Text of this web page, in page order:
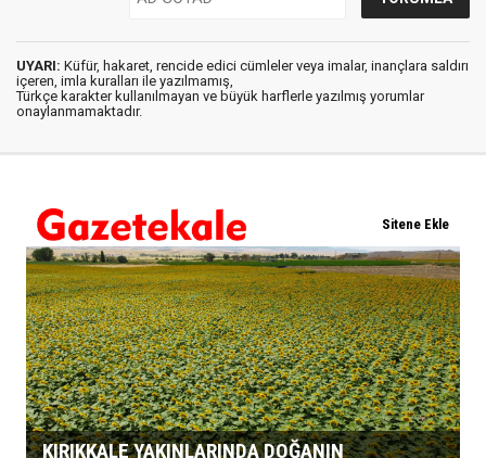
UYARI: Küfür, hakaret, rencide edici cümleler veya imalar, inançlara saldırı
içeren, imla kuralları ile yazılmamış,
Türkçe karakter kullanılmayan ve büyük harflerle yazılmış yorumlar
onaylanmamaktadır.